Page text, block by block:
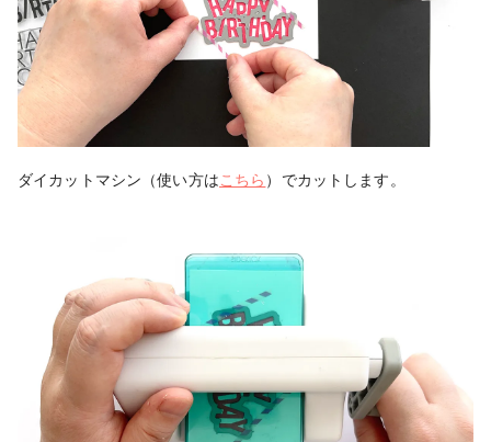
ダイカットマシン（使い方はこちら ）でカットします。